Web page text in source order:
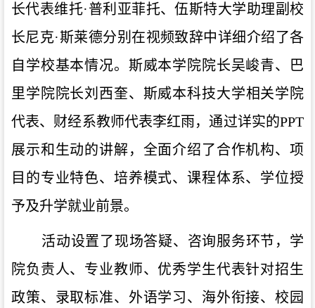
长代表维托·普利亚菲托、伍斯特大学助理副校
长尼克·斯莱德分别 在视频致辞中详细介绍了各
自学校基本情况。 斯威本学院院长吴峻青、巴
里学院院长刘西奎、 斯威本科技大学相关学院
代表、财经系教师代表李红雨 ，通过详实的PPT
展示和生动的讲解，全面介绍了合作机构、项
目 的专业特色、培养模式、课程体系、学位授
予及升学就业前景。
活动设置了现场答疑、 咨询服务环节 ，学
院负责人、专业教师、优秀学生代表针对招生
政策、录取标准、外语学习、海外衔接、校园